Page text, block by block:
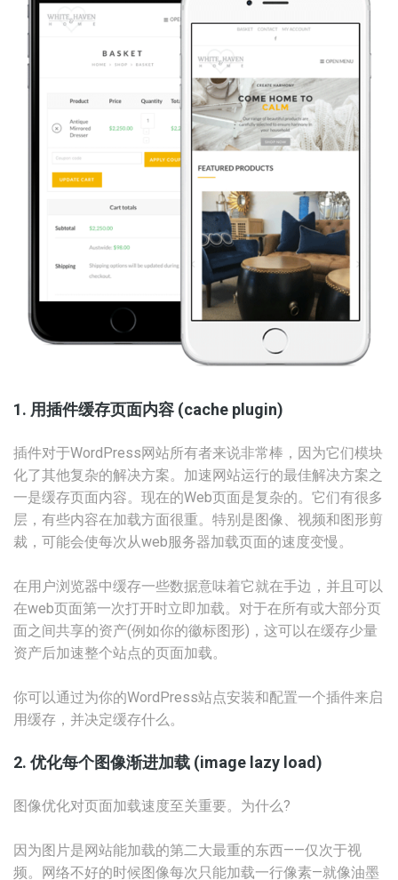
1. 用插件缓存页面内容 (cache plugin)
插件对于WordPress网站所有者来说非常棒，因为它们模块
化了其他复杂的解决方案。加速网站运行的最佳解决方案之
一是缓存页面内容。现在的Web页面是复杂的。它们有很多
层，有些内容在加载方面很重。特别是图像、视频和图形剪
裁，可能会使每次从web服务器加载页面的速度变慢。
在用户浏览器中缓存一些数据意味着它就在手边，并且可以
在web页面第一次打开时立即加载。对于在所有或大部分页
面之间共享的资产(例如你的徽标图形)，这可以在缓存少量
资产后加速整个站点的页面加载。
你可以通过为你的WordPress站点安装和配置一个插件来启
用缓存，并决定缓存什么。
2. 优化每个图像渐进加载 (image lazy load)
图像优化对页面加载速度至关重要。为什么?
因为图片是网站能加载的第二大最重的东西——仅次于视
频。网络不好的时候图像每次只能加载一行像素—就像油墨